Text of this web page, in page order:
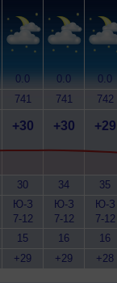
0.0
741
+30
30
Ю-З
7-12
15
+29
0.0
741
+30
34
Ю-З
7-12
16
+29
0.0
742
+29
35
Ю-З
7-12
16
+28